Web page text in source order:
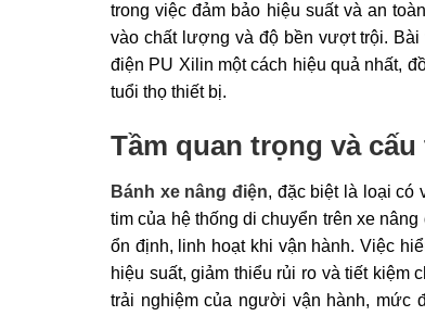
trong việc đảm bảo hiệu suất và an
vào chất lượng và độ bền vượt trội.
điện PU Xilin một cách hiệu quả nhất,
tuổi thọ thiết bị.
Tầm quan trọng và
Bánh xe nâng điện, đặc biệt là loại có
tim của hệ thống di chuyển trên xe
ổn định, linh hoạt khi vận hành. Việc
hiệu suất, giảm thiểu rủi ro và tiết
trải nghiệm của người vận hành, mức